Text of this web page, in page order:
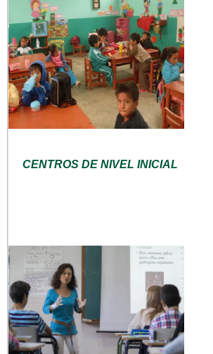
CENTROS DE NIVEL INICIAL